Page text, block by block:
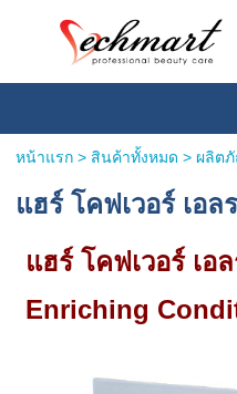
หน้าแรก> สินค้าทั้งหมด > ผลิต
แฮร์ โคฟเวอร์ เอล
แฮร์ โคฟเวอร์ เอ
Enriching